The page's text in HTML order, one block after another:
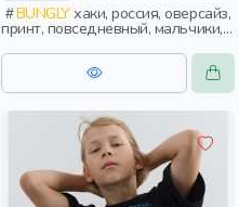
BUNGLYхаки, россия, оверсайз,
принт, повседневный, мальчики,
школьники, подростки, дети